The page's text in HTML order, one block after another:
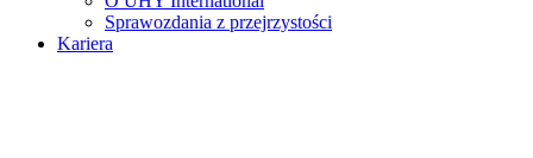
Sprawozdania z przejrzystości
Kariera